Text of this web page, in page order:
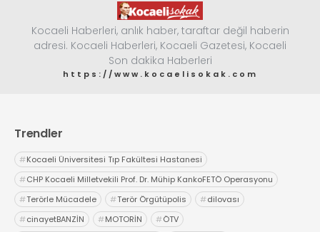
Kocaeli Haberleri, anlık haber, taraftar değil haberin
adresi. Kocaeli Haberleri, Kocaeli Gazetesi, Kocaeli
Son dakika Haberleri
https://www.kocaelisokak.com
Trendler
#Kocaeli Üniversitesi Tıp Fakültesi Hastanesi
#CHP Kocaeli Milletvekili Prof. Dr. Mühip KankoFETÖ Operasyonu
#Terörle Mücadele #Terör Örgütüpolis #dilovası
#cinayetBANZİN #MOTORİN #ÖTV